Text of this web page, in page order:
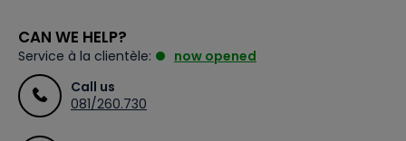
CAN WE HELP?
Service à la clientèle:
now opened
Call us
081/260.730